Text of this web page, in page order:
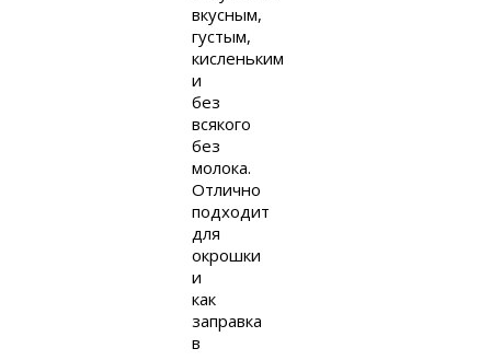
вкусным,
густым,
кисленьким
и
без
всякого
без
молока.
Отлично
подходит
для
окрошки
и
как
заправка
в